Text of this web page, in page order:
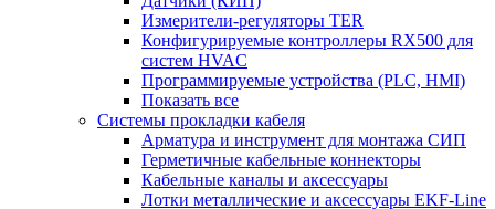
Измерители-регуляторы TER
Конфигурируемые контроллеры RX500 для
систем HVAC
Программируемые устройства (PLC, HMI)
Показать все
Системы прокладки кабеля
Арматура и инструмент для монтажа СИП
Герметичные кабельные коннекторы
Кабельные каналы и аксессуары
Лотки металлические и аксессуары EKF-Line